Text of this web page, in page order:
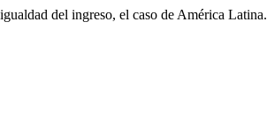
del ingreso, el caso de América Latina.